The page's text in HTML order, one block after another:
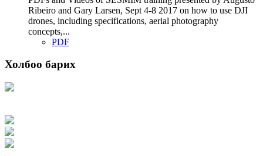
Ribeiro and Gary Larsen, Sept 4-8 2017 on how to use DJI
drones, including specifications, aerial photography
concepts,...
PDF
Холбоо барих